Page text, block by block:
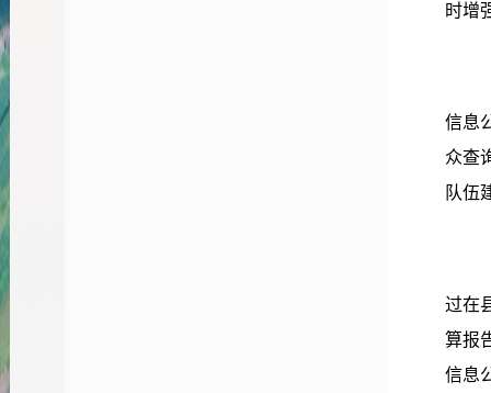
时增
信息
众查
队伍
过在
算报
信息